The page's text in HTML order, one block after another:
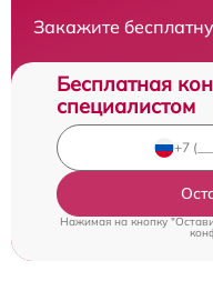
Закажите
Бесплатная
специалистом
Нажимая на кнопку